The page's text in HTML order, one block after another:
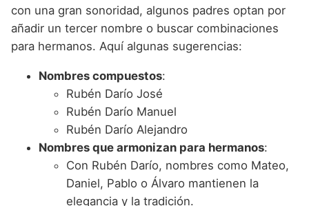
con una gran sonoridad, algunos padres optan por
añadir un tercer nombre o buscar combinaciones
para hermanos. Aquí algunas sugerencias:
Nombres compuestos:
Rubén Darío José
Rubén Darío Manuel
Rubén Darío Alejandro
Nombres que armonizan para hermanos:
Con Rubén Darío, nombres como Mateo,
Daniel, Pablo o Álvaro mantienen la
elegancia y la tradición.